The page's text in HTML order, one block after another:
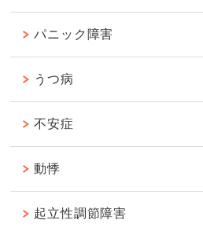
パニック障害
うつ病
不安症
動悸
起立性調節障害